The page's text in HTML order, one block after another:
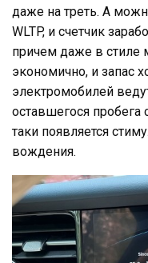
даже на треть. А
WLTP, и счетчик
причем даже в стиле
экономично, и запас
электромобилей
оставшегося пробега
таки появляется
вождения.